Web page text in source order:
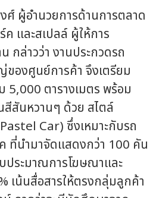
อำนวยการด้านการตลาด
ค และสเปลล์ ผู้ให้การ
กล่าวว่า งานประกวดรถ
ของศูนย์การค้า จึงเตรียม
5,000 ตารางเมตร พร้อม
สันหวานๆ ด้วย สไตล์
Car) ซึ่งเหมาะกับรถ
ที่นำมาจัดแสดงกว่า 100 คัน
ระมาณการโฆษณาและ
เน้นสื่อสารให้ตรงกลุ่มลูกค้า